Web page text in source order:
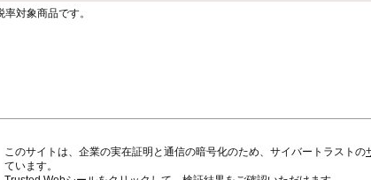
対象商品です。
このサイトは、企業の実在証明と通信の暗号化のため、サイバートラストの
ています。